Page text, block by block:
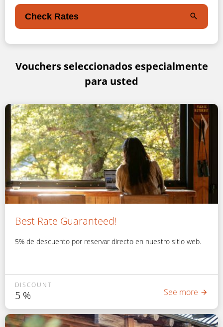
Check Rates
Vouchers seleccionados especialmente
para usted
Best Rate Guaranteed!
5% de descuento por reservar directo en nuestro sitio web.
DISCOUNT
5 % See more